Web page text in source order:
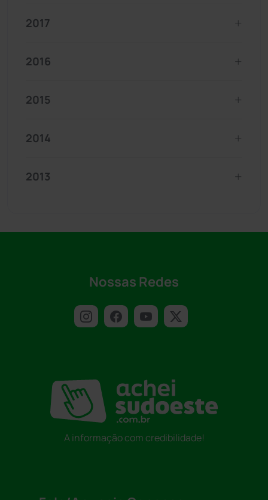
2017
2016
2015
2014
2013
Nossas Redes
A informação com credibilidade!